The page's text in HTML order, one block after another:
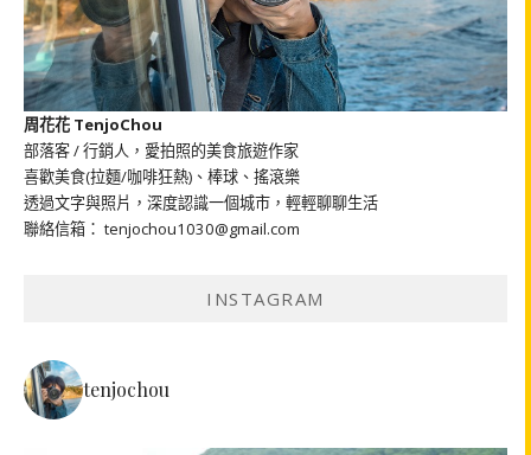
周花花 TenjoChou
部落客 / 行銷人，愛拍照的美食旅遊作家
喜歡美食(拉麵/咖啡狂熱)、棒球、搖滾樂
透過文字與照片，深度認識一個城市，輕輕聊聊生活
聯絡信箱： tenjochou1030@gmail.com
INSTAGRAM
tenjochou